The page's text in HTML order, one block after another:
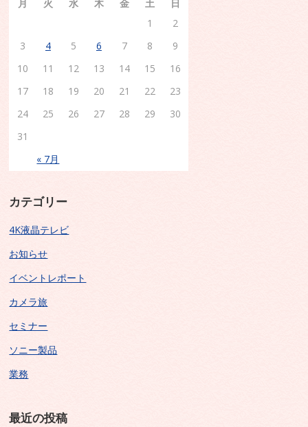
月
火 水 木 金 土 日
« 7月
1
2
3
4 5 6 7 8
9
10
11 12 13 14 15
16
17
18 19 20 21 22
23
24
25 26 27 28 29
30
31
カテゴリー
4K液晶テレビ
お知らせ
イベントレポート
カメラ旅
セミナー
ソニー製品
業務
最近の投稿